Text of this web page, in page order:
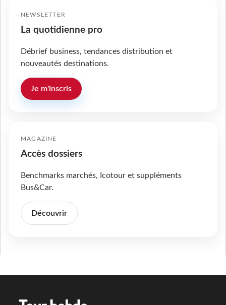
NEWSLETTER
La quotidienne pro
Débrief business, tendances distribution et
nouveautés destinations.
Je m'inscris
MAGAZINE
Accès dossiers
Benchmarks marchés, Icotour et suppléments
Bus&Car.
Découvrir